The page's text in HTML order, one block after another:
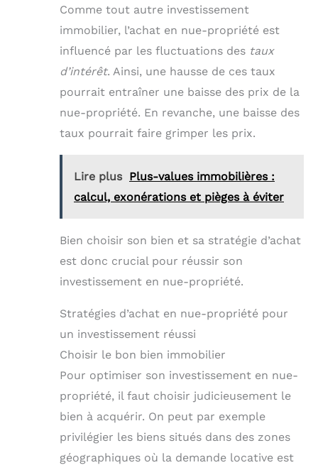
Comme tout autre investissement
immobilier, l’achat en nue-propriété est
influencé par les fluctuations des taux
d’intérêt. Ainsi, une hausse de ces taux
pourrait entraîner une baisse des prix de la
nue-propriété. En revanche, une baisse des
taux pourrait faire grimper les prix.
Lire plus Plus-values immobilières :
calcul, exonérations et pièges à éviter
Bien choisir son bien et sa stratégie d’achat
est donc crucial pour réussir son
investissement en nue-propriété.
Stratégies d’achat en nue-propriété pour
un investissement réussi
Choisir le bon bien immobilier
Pour optimiser son investissement en nue-
propriété, il faut choisir judicieusement le
bien à acquérir. On peut par exemple
privilégier les biens situés dans des zones
géographiques où la demande locative est